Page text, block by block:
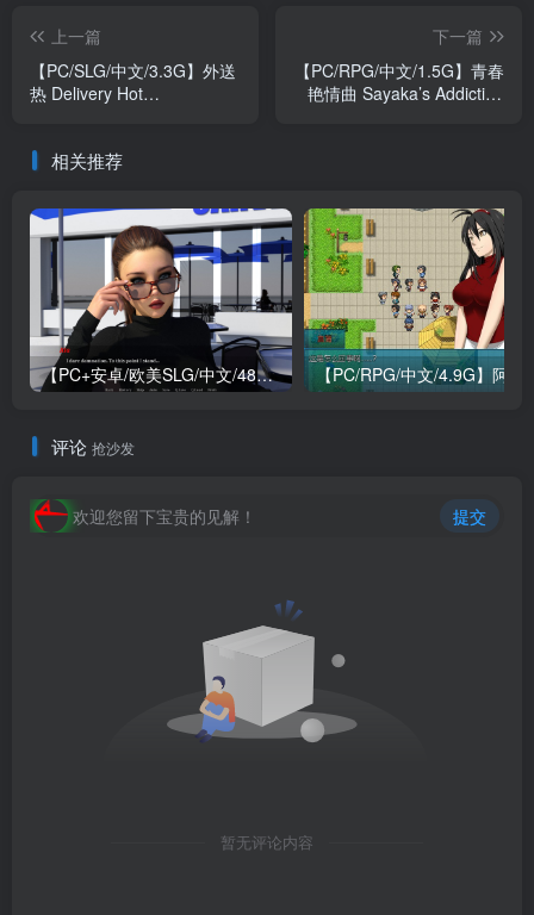
上一篇
【PC/SLG/中文/3.3G】外送
热 Delivery Hot
下一篇
【PC/RPG/中文/1.5G】青春
艳情曲 Sayaka’s Addiction
相关推荐
【PC+安卓/欧美SLG/中文/484M】我们迷路了 We Are Lost V1.0 STEAM官方中文版
评论 抢沙发
欢迎您留下宝贵的见解！ 提交
暂无评论内容